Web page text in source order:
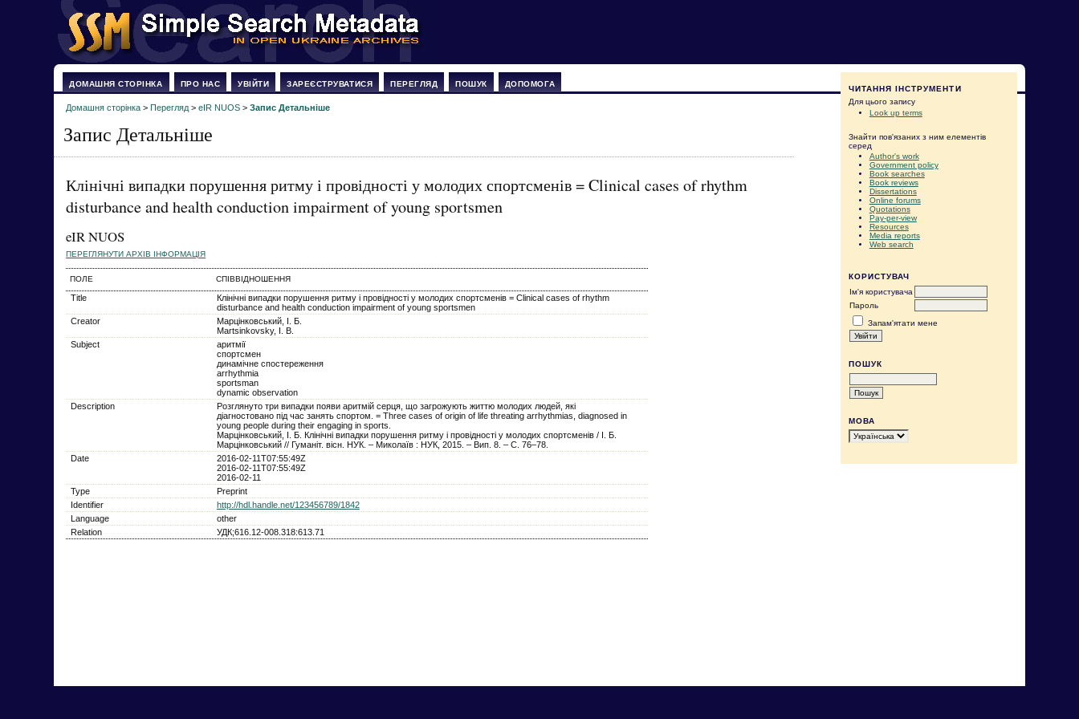
ЧИТАННЯ ІНСТРУМЕНТИ
Для цього запису
Look up terms
Знайти пов'язаних з ним елементів
серед
Author's work
Government policy
Book searches
Book reviews
Dissertations
Online forums
Quotations
Pay-per-view
Resources
Media reports
Web search
КОРИСТУВАЧ
Ім'я користувача
Пароль
Запам'ятати мене
ПОШУК
МОВА
ДОМАШНЯ СТОРІНКА ПРО НАС УВІЙТИ ЗАРЕЄСТРУВАТИСЯ ПЕРЕГЛЯД ПОШУК ДОПОМОГА
Домашня сторінка >Перегляд >eIR NUOS >Запис Детальніше
Запис Детальніше
Клінічні випадки порушення ритму і провідності у молодих спортсменів = Clinical cases of rhythm
disturbance and health conduction impairment of young sportsmen
eIR NUOS
ПЕРЕГЛЯНУТИ АРХІВ ІНФОРМАЦІЯ
ПОЛЕ СПІВВІДНОШЕННЯ
Title
Клінічні випадки порушення ритму і провідності у молодих спортсменів = Clinical cases of rhythm
disturbance and health conduction impairment of young sportsmen
Creator
Марцінковський, І. Б.
Martsinkovsky, I. B.
Subject
аритмії
спортсмен
динамічне спостереження
arrhythmia
sportsman
dynamic observation
Description
Розглянуто три випадки появи аритмій серця, що загрожують життю молодих людей, які
діагностовано під час занять спортом. = Three cases of origin of life threating arrhythmias, diagnosed in
young people during their engaging in sports.
Марцінковський, І. Б. Клінічні випадки порушення ритму і провідності у молодих спортсменів / І. Б.
Марцінковський // Гуманіт. вісн. НУК. – Миколаїв : НУК, 2015. – Вип. 8. – С. 76–78.
Date
2016-02-11T07:55:49Z
2016-02-11T07:55:49Z
2016-02-11
Type
Preprint
Identifier
http://hdl.handle.net/123456789/1842
Language
other
Relation
УДК;616.12-008.318:613.71